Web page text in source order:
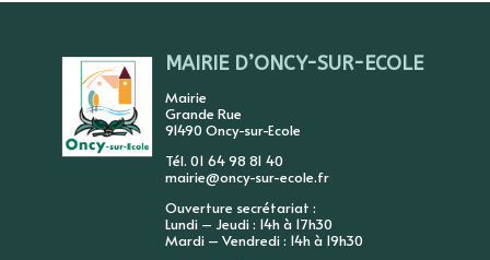
MAIRIE D’ONCY-SUR-ECOLE
Mairie
Grande Rue
91490 Oncy-sur-Ecole
Tél. 01 64 98 81 40
mairie@oncy-sur-ecole.fr
Ouverture secrétariat :
Lundi – Jeudi : 14h à 17h30
Mardi – Vendredi : 14h à 19h30